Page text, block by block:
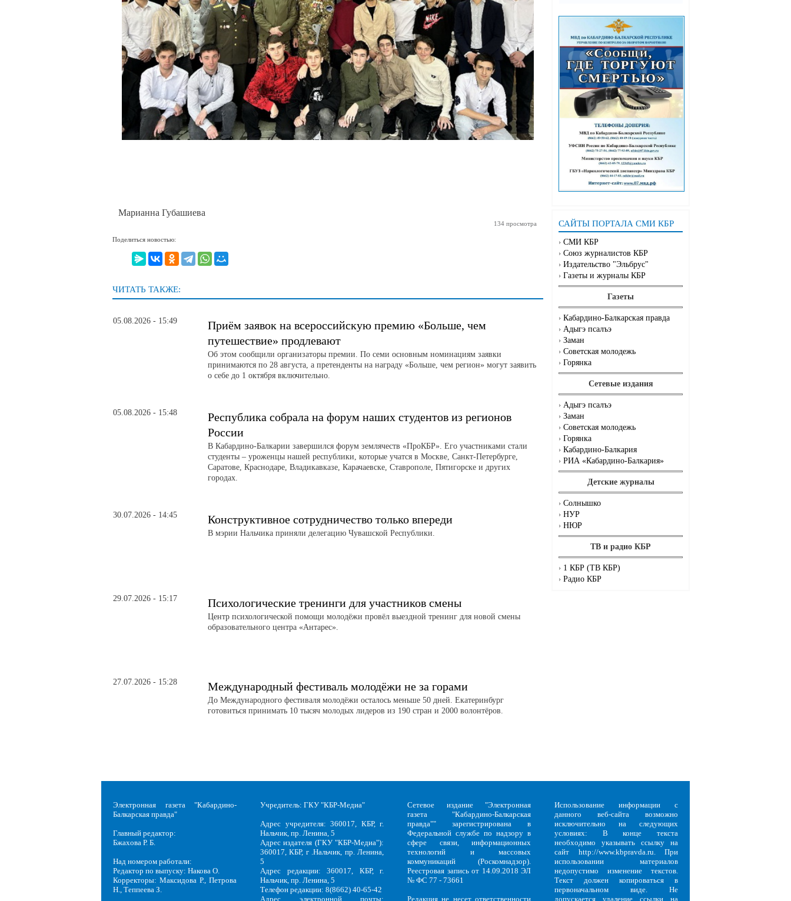
САЙТЫ ПОРТАЛА СМИ КБР
СМИ КБР
Союз журналистов КБР
Издательство "Эльбрус"
Газеты и журналы КБР
Газеты
Кабардино-Балкарская правда
Адыгэ псалъэ
Заман
Советская молодежь
Горянка
Сетевые издания
Адыгэ псалъэ
Заман
Советская молодежь
Горянка
Кабардино-Балкария
РИА «Кабардино-Балкария»
Детские журналы
Солнышко
НУР
НЮР
ТВ и радио КБР
1 КБР (ТВ КБР)
Радио КБР
Марианна Губашиева
134 просмотра
Поделиться новостью:
ЧИТАТЬ ТАКЖЕ:
05.08.2026 - 15:49
Приём заявок на всероссийскую премию «Больше, чем
путешествие» продлевают
Об этом сообщили организаторы премии. По семи основным номинациям заявки
принимаются по 28 августа, а претенденты на награду «Больше, чем регион» могут заявить
о себе до 1 октября включительно.
05.08.2026 - 15:48
Республика собрала на форум наших студентов из регионов
России
В Кабардино-Балкарии завершился форум землячеств «ПроКБР». Его участниками стали
студенты – уроженцы нашей республики, которые учатся в Москве, Санкт-Петербурге,
Саратове, Краснодаре, Владикавказе, Карачаевске, Ставрополе, Пятигорске и других
городах.
30.07.2026 - 14:45 Конструктивное сотрудничество только впереди
В мэрии Нальчика приняли делегацию Чувашской Республики.
29.07.2026 - 15:17 Психологические тренинги для участников смены
Центр психологической помощи молодёжи провёл выездной тренинг для новой смены
образовательного центра «Антарес».
27.07.2026 - 15:28 Международный фестиваль молодёжи не за горами
До Международного фестиваля молодёжи осталось меньше 50 дней. Екатеринбург
готовиться принимать 10 тысяч молодых лидеров из 190 стран и 2000 волонтёров.
Электронная газета "Кабардино-
Балкарская правда"
Главный редактор:
Бжахова Р. Б.
Над номером работали:
Редактор по выпуску: Накова О.
Корректоры: Максидова Р., Петрова
Н., Теппеева З.
Учредитель: ГКУ "КБР-Медиа"
Адрес учредителя: 360017, КБР, г.
Нальчик, пр. Ленина, 5
Адрес издателя (ГКУ "КБР-Медиа"):
360017, КБР, г .Нальчик, пр. Ленина,
5
Адрес редакции: 360017, КБР, г.
Нальчик, пр. Ленина, 5
Телефон редакции: 8(8662) 40-65-42
Адрес электронной почты:
Сетевое издание "Электронная
газета "Кабардино-Балкарская
правда"" зарегистрирована в
Федеральной службе по надзору в
сфере связи, информационных
технологий и массовых
коммуникаций (Роскомнадзор).
Реестровая запись от 14.09.2018 ЭЛ
№ ФС 77 - 73661
Редакция не несет ответственности
Использование информации с
данного веб-сайта возможно
исключительно на следующих
условиях: В конце текста
необходимо указывать ссылку на
сайт http://www.kbpravda.ru. При
использовании материалов
недопустимо изменение текстов.
Текст должен копироваться в
первоначальном виде. Не
допускается удаление ссылки на